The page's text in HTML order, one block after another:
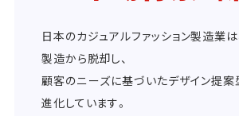
日本のカジュアルファッション製造業
製造から脱却し、
顧客のニーズに基づいたデザイン提
進化しています。